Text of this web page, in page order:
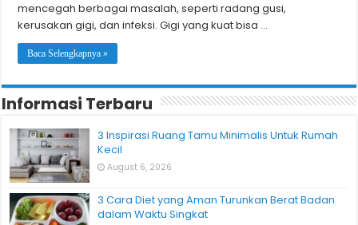
mencegah berbagai masalah, seperti radang gusi,
kerusakan gigi, dan infeksi. Gigi yang kuat bisa …
Baca Selengkapnya »
Informasi Terbaru
3 Inspirasi Ruang Tamu Minimalis Untuk Rumah
Kecil
August 6, 2026
3 Cara Diet yang Aman Turunkan Berat Badan
dalam Waktu Singkat